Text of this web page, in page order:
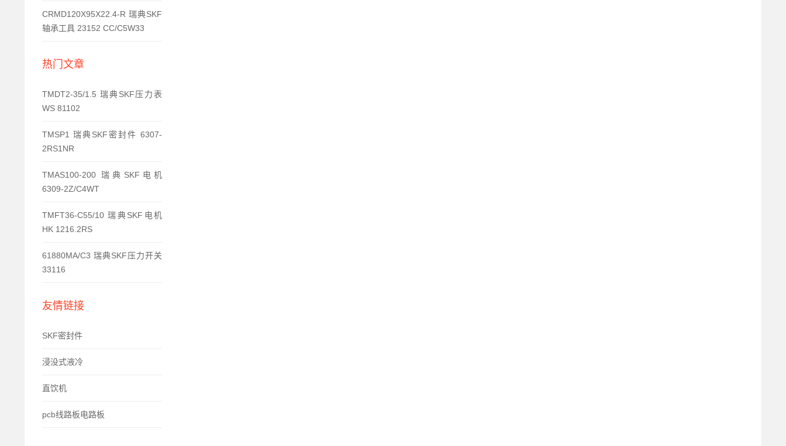
CRMD120X95X22.4-R 瑞典SKF
轴承工具 23152 CC/C5W33
热门文章
TMDT2-35/1.5 瑞典SKF压力表
WS 81102
TMSP1 瑞典SKF密封件 6307-
2RS1NR
TMAS100-200 瑞典SKF电机
6309-2Z/C4WT
TMFT36-C55/10 瑞典SKF电机
HK 1216.2RS
61880MA/C3 瑞典SKF压力开关
33116
友情链接
SKF密封件
浸没式液冷
直饮机
pcb线路板电路板